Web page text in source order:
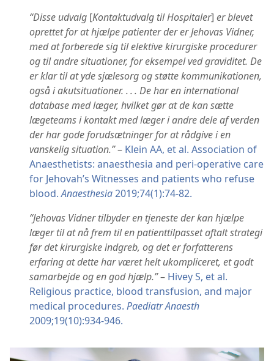
“Disse udvalg [Kontaktudvalg til Hospitaler] er blevet
oprettet for at hjælpe patienter der er Jehovas Vidner,
med at forberede sig til elektive kirurgiske procedurer
og til andre situationer, for eksempel ved graviditet. De
er klar til at yde sjælesorg og støtte kommunikationen,
også i akutsituationer. . . . De har en international
database med læger, hvilket gør at de kan sætte
lægeteams i kontakt med læger i andre dele af verden
der har gode forudsætninger for at rådgive i en
vanskelig situation.”– Klein AA, et al. Association of
Anaesthetists: anaesthesia and peri-operative care
for Jehovah’s Witnesses and patients who refuse
blood.Anaesthesia2019;74(1):74-82.
“Jehovas Vidner tilbyder en tjeneste der kan hjælpe
læger til at nå frem til en patienttilpasset aftalt strategi
før det kirurgiske indgreb, og det er forfatterens
erfaring at dette har været helt ukompliceret, et godt
samarbejde og en god hjælp.”– Hivey S, et al.
Religious practice, blood transfusion, and major
medical procedures. Paediatr Anaesth
2009;19(10):934-946.